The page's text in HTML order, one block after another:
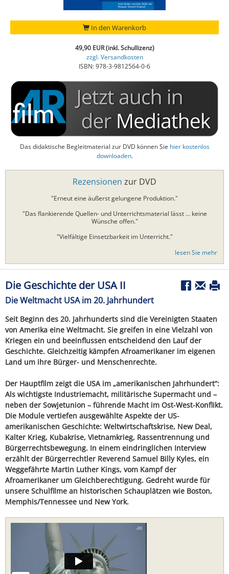
In den Warenkorb
49,90 EUR (inkl. Schullizenz)
zzgl. Versandkosten
ISBN: 978-3-9812564-0-6
Das didaktische Begleitmaterial zur DVD können Sie hier kostenlos
downloaden.
Rezensionen zur DVD
"Erneut eine äußerst gelungene Produktion."
"Das flankierende Quellen- und Unterrichtsmaterial lässt … keine
Wünsche offen."
"Vielfältige Einsetzbarkeit im Unterricht."
lesen Sie mehr
Die Geschichte der USA II
Die Weltmacht USA im 20. Jahrhundert
Seit Beginn des 20. Jahrhunderts sind die Vereinigten Staaten
von Amerika eine Weltmacht. Sie greifen in eine Vielzahl von
Kriegen ein und beeinflussen entscheidend den Lauf der
Geschichte. Gleichzeitig kämpfen Afroamerikaner im eigenen
Land um ihre Bürger- und Menschenrechte.
Der Hauptfilm zeigt die USA im „amerikanischen Jahrhundert“:
Als wichtigste Industriemacht, militärische Supermacht und –
neben der Sowjetunion – führende Macht im Ost-West-Konflikt.
Die Module vertiefen ausgewählte Aspekte der US-
amerikanischen Geschichte: Weltwirtschaftskrise, New Deal,
Kalter Krieg, Kubakrise, Vietnamkrieg, Rassentrennung und
Bürgerrechtsbewegung. In einem eindringlichen Interview
erzählt der Bürgerrechtler Reverend Samuel Billy Kyles, ein
Weggefährte Martin Luther Kings, vom Kampf der
Afroamerikaner um Gleichberechtigung. Gedreht wurde für
unsere Schulfilme an historischen Schauplätzen wie Boston,
Memphis/Tennessee und New York.